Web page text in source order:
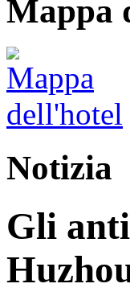
Mappa
Notizia
Gli